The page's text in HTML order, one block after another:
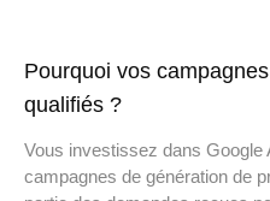
Pourquoi vos
qualifiés ?
Vous investissez dans Google
campagnes de génération de